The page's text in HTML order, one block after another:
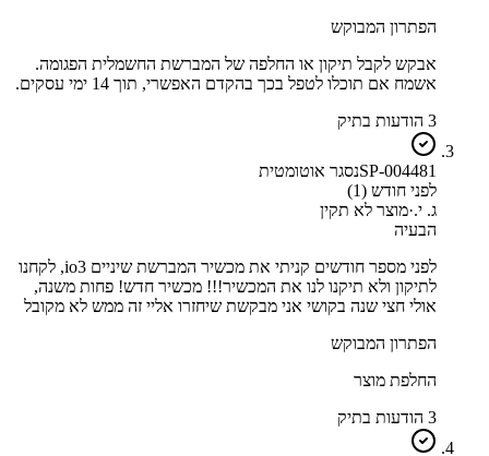
הפתרון המבוקש
אבקש לקבל תיקון או החלפה של המברשת החשמלית הפגומה.
אשמח אם תוכלו לטפל בכך בהקדם האפשרי, תוך 14 ימי עסקים.
3 הודעות בתיק
SP-004481נסגר אוטומטית
לפני חודש (1)
ג. י.·מוצר לא תקין
הבעיה
לפני מספר חודשים קניתי את מכשיר המברשת שיניים io3, לקחנו
לתיקון ולא תיקנו לנו את המכשיר!!! מכשיר חדש! פחות משנה,
אולי חצי שנה בקושי אני מבקשת שיחזרו אליי זה ממש לא מקובל
הפתרון המבוקש
החלפת מוצר
3 הודעות בתיק